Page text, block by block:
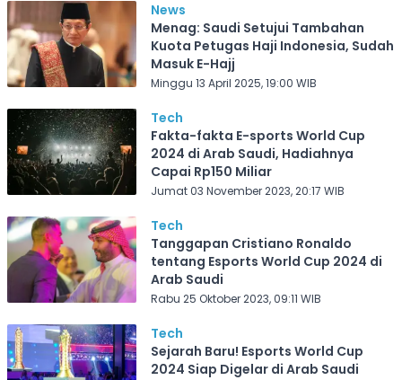
News
Menag: Saudi Setujui Tambahan
Kuota Petugas Haji Indonesia, Sudah
Masuk E-Hajj
Minggu 13 April 2025, 19:00 WIB
Tech
Fakta-fakta E-sports World Cup
2024 di Arab Saudi, Hadiahnya
Capai Rp150 Miliar
Jumat 03 November 2023, 20:17 WIB
Tech
Tanggapan Cristiano Ronaldo
tentang Esports World Cup 2024 di
Arab Saudi
Rabu 25 Oktober 2023, 09:11 WIB
Tech
Sejarah Baru! Esports World Cup
2024 Siap Digelar di Arab Saudi